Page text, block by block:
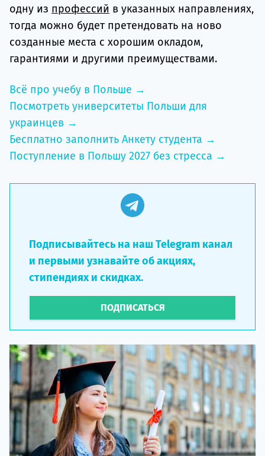
одну из профессий в указанных направлениях,
тогда можно будет претендовать на ново
созданные места с хорошим окладом,
гарантиями и другими преимуществами.
Всё про учебу в Польше →
Посмотреть университеты Польши для
украинцев →
Бесплатно заполнить Анкету студента →
Поступление в Польшу 2027 без стресса →
Подписывайтесь на наш Telegram канал
и первыми узнавайте об акциях,
стипендиях и скидках.
ПОДПИСАТЬСЯ